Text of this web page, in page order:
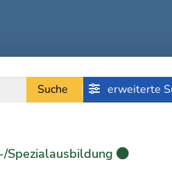
Suche erweiterte
Spezialausbildung